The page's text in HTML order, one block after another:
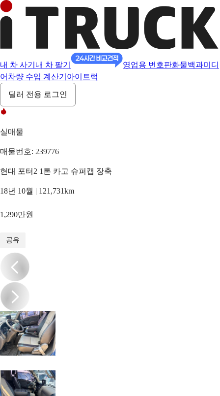
내 차 사기 내 차 팔기 영업용 번호판화물백과미디
어 차량 수입 계산기 아이트럭
딜러 전용 로그인
실매물
매물번호: 239776
현대 포터2 1톤 카고 슈퍼캡 장축
18년 10월 | 121,731km
1,290만원
공유
/18